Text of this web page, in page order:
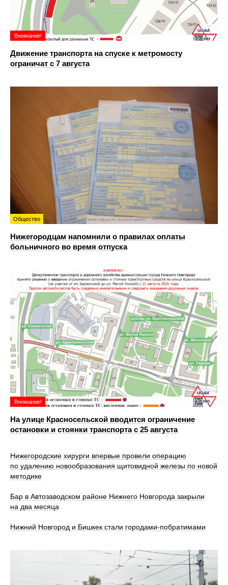
Внимание!
Движение транспорта на спуске к метромосту
ограничат с 7 августа
Общество
Нижегородцам напомнили о правилах оплаты
больничного во время отпуска
Внимание!
На улице Красносельской вводится ограничение
остановки и стоянки транспорта с 25 августа
Нижегородские хирурги впервые провели операцию
по удалению новообразования щитовидной железы по новой
методике
Бар в Автозаводском районе Нижнего Новгорода закрыли
на два месяца
Нижний Новгород и Бишкек стали городами-побратимами